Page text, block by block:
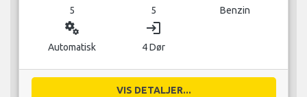
5 5 Benzin
miscellaneous_services
Automatisk
login
4 Dør
VIS DETALJER...